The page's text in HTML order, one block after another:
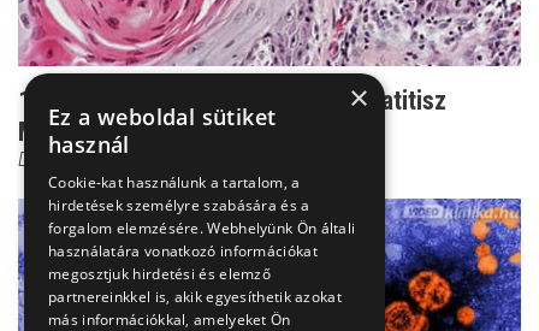
100 000 beteg tünet nélkül - a hepatitisz
Magyarországon
Dr. Makara Mihály
×
Ez a weboldal sütiket
használ
Cookie-kat használunk a tartalom, a
hirdetések személyre szabására és a
forgalom elemzésére. Webhelyünk Ön általi
használatára vonatkozó információkat
megosztjuk hirdetési és elemző
partnereinkkel is, akik egyesíthetik azokat
más információkkal, amelyeket Ön